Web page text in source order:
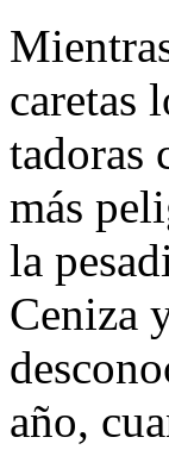
caretas
tadoras
más
la
Ceniza
año,